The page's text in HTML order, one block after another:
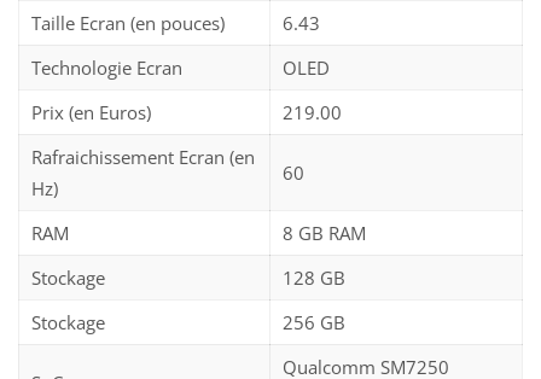
Taille Ecran (en pouces)
6.43
Technologie Ecran
OLED
Prix (en Euros)
219.00
Rafraichissement Ecran (en
Hz)
60
RAM
8 GB RAM
Stockage
128 GB
Stockage
256 GB
Qualcomm SM7250